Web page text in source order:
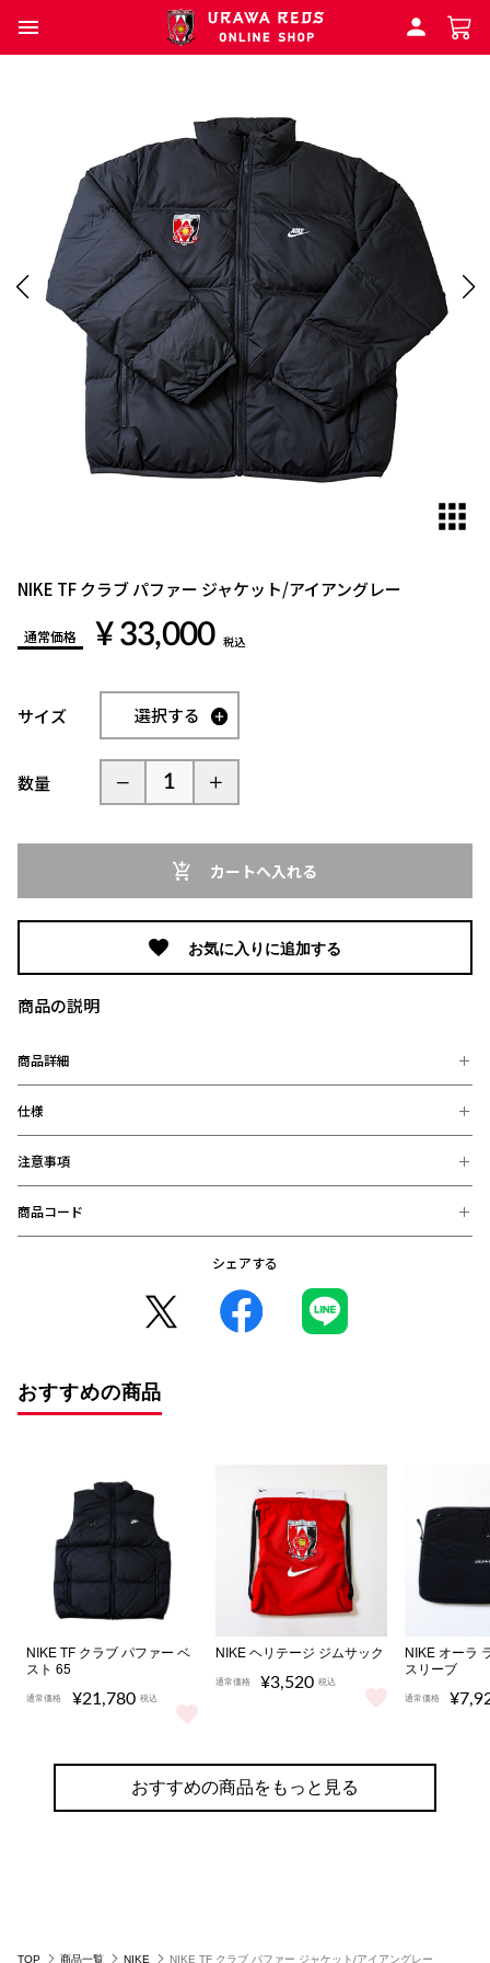
NIKE TF クラブ パファー ジャケット/アイアングレー
通常価格 ¥ 33,000 税込
サイズ 選択する
数量
カートへ入れる
お気に入りに追加する
商品の説明
商品詳細
滑らかな撥水素材と、どんな天候でも暖かくドライに保つように
作られた、
着る人を選ばない定番なスタイルのウーブンジャケット。
NIKE Futuraロゴと浦和レッズのエンブレムがカラーワッペンでデ
仕様
【素材】
ポリエステル 100％
【サイズ】
Mサイズ：着丈70cm/胸囲118cm/裾幅52cm
XLサイズ：着丈72cm/胸囲130cm/裾幅57cm
注意事項
※お届け後の、お客様都合による、返品、交換は出来ません。ご注意く
ださい。
メーカー・機種・画面設定等により、実際の商品の色と異なって見える
※デザインなどの仕様が予告なく変更になることがございます。
○コンビニ決済をご利用のお客様へ○
自動的にキャンセルとなりますので、十分にご注意下さい。
※2020年12月1日から、振り込み期限が7日から3日に短縮となりまし
商品コード
2025000903333：XL (在庫: △)
2025000903340：2XL (完売)
シェアする
おすすめの商品
NIKE TF クラブ パファー ベ
スト 65
通常価格 ¥21,780 税込
NIKE TF クラブ パファー ベスト 65 をもっと見る
NIKE ヘリテージ ジムサック
通常価格 ¥3,520 税込
NIKE ヘリテージ ジムサック をも
NIKE オーラ
スリーブ
通常価格
おすすめの商品をもっと見る
TOP 商品一覧 NIKE NIKE TF クラブ パファー ジャケット/アイアングレー